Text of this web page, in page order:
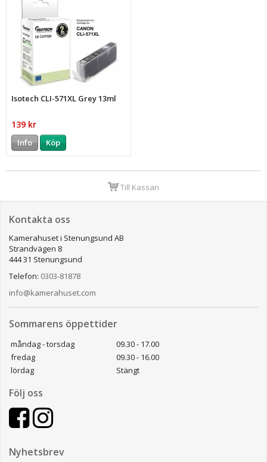
Isotech CLI-571XL Grey 13ml
139 kr
Info Köp
Till Kassan
Kontakta oss
Kamerahuset i Stenungsund AB
Strandvägen 8
444 31 Stenungsund
Telefon: 0303-81878
info@kamerahuset.com
Sommarens öppettider
måndag - torsdag
09.30 - 17.00
fredag
09.30 - 16.00
lördag
Stängt
Följ oss
Nyhetsbrev